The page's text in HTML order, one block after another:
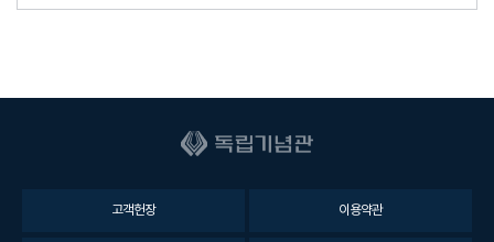
고객헌장 이용약관